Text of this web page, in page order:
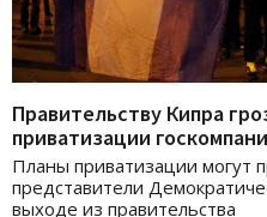
Правительству Кипра
приватизации
Планы приватизации могут
представители
выходе из правительства